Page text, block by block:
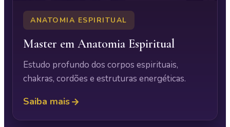
ANATOMIA ESPIRITUAL
Master em Anatomia Espiritual
Estudo profundo dos corpos espirituais,
chakras, cordões e estruturas energéticas.
Saiba mais